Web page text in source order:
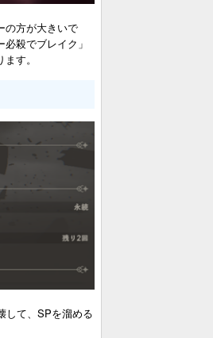
の方が大きいで
殺でブレイク」
す。
して、SPを溜める